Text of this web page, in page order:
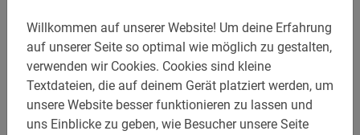
Willkommen auf unserer Website! Um deine Erfahrung
auf unserer Seite so optimal wie möglich zu gestalten,
verwenden wir Cookies. Cookies sind kleine
Textdateien, die auf deinem Gerät platziert werden, um
unsere Website besser funktionieren zu lassen und
uns Einblicke zu geben, wie Besucher unsere Seite
Unser Tipp:Mache eine Stadtführung und erkunde
Budapest mit dem Fahrrad am besten gleich am ersten
Tag. So bekommst du bereits zu Beginn deiner Reise
einen tollen Überblick über die Stadt!
Der Fahrradverleih ist im Preis inbegriffen.